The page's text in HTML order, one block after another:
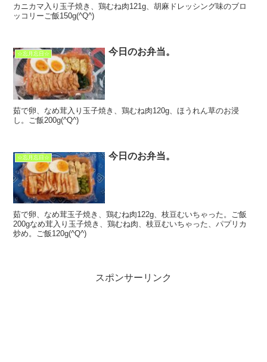
カニカマ入り玉子焼き、鶏むね肉121g、胡麻ドレッシング味のブロ
ッコリーご飯150g(^Q^)
☆忘月忘日☆ 今日のお弁当。
茹で卵、なめ茸入り玉子焼き、鶏むね肉120g、ほうれん草のお浸
し。ご飯200g(^Q^)
☆忘月忘日☆ 今日のお弁当。
茹で卵、なめ茸玉子焼き、鶏むね肉122g、枝豆むいちゃった。ご飯
200gなめ茸入り玉子焼き、鶏むね肉、枝豆むいちゃった、パプリカ
炒め。ご飯120g(^Q^)
スポンサーリンク